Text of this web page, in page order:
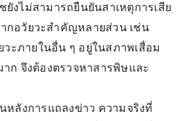
งไม่สามารถยืนยันสาเหตุการเสีย
กอวัยวะสำคัญหลายส่วน เช่น
วะภายในอื่น ๆ อยู่ในสภาพเสื่อม
าก จึงต้องตรวจหาสารพิษและ
หลังการแถลงข่าว ความจริงที่